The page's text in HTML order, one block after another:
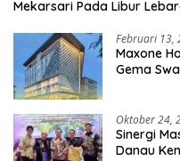
Mekarsari Pada Libur
Februari 13,
Maxone
Gema
Oktober 24,
Sinergi
Danau